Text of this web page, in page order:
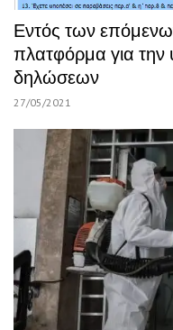
Εντός των
πλατφόρμα για
δηλώσεων
27/05/2021